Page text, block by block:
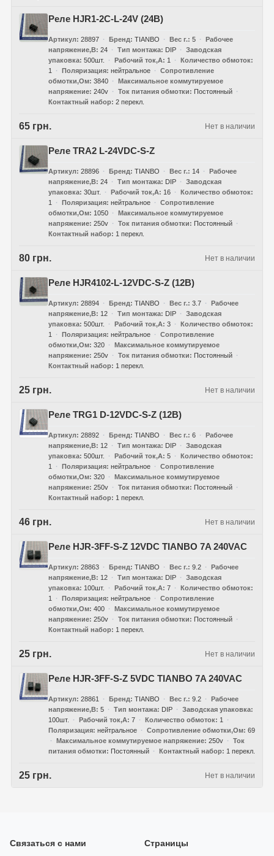
Реле HJR1-2C-L-24V (24В)
Артикул 28897 Бренд TIANBO Вес г. 5
Рабочее
напряжение,В 24 Тип монтажа DIP
Заводская
упаковка 500шт. Рабочий ток,А 1
Количество обмоток
1
Поляризация нейтральное
Сопротивление
обмотки,Ом 3840
Максимальное коммутируемое
напряжение 240v Ток питания обмотки
Постоянный
Контактный набор 2 перекл.
65 грн. Нет в наличии
Реле TRA2 L-24VDC-S-Z
Артикул 28896 Бренд TIANBO Вес г. 14
Рабочее
напряжение,В 24 Тип монтажа DIP
Заводская
упаковка 30шт. Рабочий ток,А 16
Количество обмоток
1
Поляризация нейтральное
Сопротивление
обмотки,Ом
1050
Максимальное коммутируемое
напряжение 250v Ток питания обмотки
Постоянный
Контактный набор
1 перекл.
80 грн. Нет в наличии
Реле HJR4102-L-12VDC-S-Z (12В)
Артикул 28894 Бренд TIANBO Вес г. 3.7
Рабочее
напряжение,В
12 Тип монтажа DIP
Заводская
упаковка 500шт. Рабочий ток,А 3
Количество обмоток
1
Поляризация нейтральное
Сопротивление
обмотки,Ом 320
Максимальное коммутируемое
напряжение 250v Ток питания обмотки
Постоянный
Контактный набор
1 перекл.
25 грн. Нет в наличии
Реле TRG1 D-12VDC-S-Z (12В)
Артикул 28892 Бренд TIANBO Вес г. 6
Рабочее
напряжение,В
12 Тип монтажа DIP
Заводская
упаковка 500шт. Рабочий ток,А 5
Количество обмоток
1
Поляризация нейтральное
Сопротивление
обмотки,Ом 320
Максимальное коммутируемое
напряжение 250v Ток питания обмотки
Постоянный
Контактный набор
1 перекл.
46 грн. Нет в наличии
Реле HJR-3FF-S-Z 12VDC TIANBO 7A 240VAC
Артикул 28863 Бренд TIANBO Вес г. 9.2
Рабочее
напряжение,В
12 Тип монтажа DIP
Заводская
упаковка
100шт. Рабочий ток,А 7
Количество обмоток
1
Поляризация нейтральное
Сопротивление
обмотки,Ом 400
Максимальное коммутируемое
напряжение 250v Ток питания обмотки
Постоянный
Контактный набор
1 перекл.
25 грн. Нет в наличии
Реле HJR-3FF-S-Z 5VDC TIANBO 7A 240VAC
Артикул 28861 Бренд TIANBO Вес г. 9.2
Рабочее
напряжение,В 5 Тип монтажа DIP
Заводская упаковка
100шт.
Рабочий ток,А 7 Количество обмоток
1
Поляризация нейтральное Сопротивление обмотки,Ом 69
Максимальное коммутируемое напряжение 250v
Ток
питания обмотки
Постоянный Контактный набор 1 перекл.
25 грн. Нет в наличии
Связаться с нами Страницы